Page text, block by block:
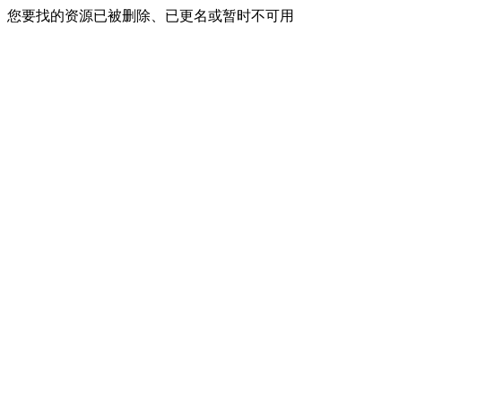
您要找的资源已被删除、已更名或暂时不可用